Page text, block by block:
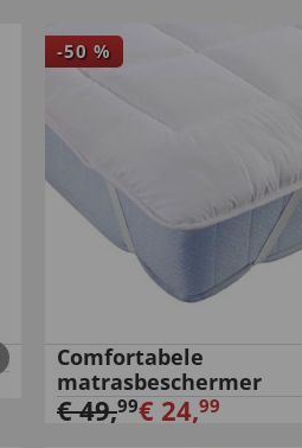
-50 %
Comfortabele
matrasbeschermer
€49,99€ 24,99